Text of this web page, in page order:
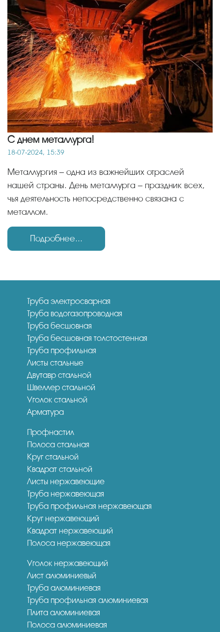
С днем металлурга!
18-07-2024, 15:39
Металлургия – одна из важнейших отраслей
нашей страны. День металлурга – праздник всех,
чья деятельность непосредственно связана с
металлом.
Подробнее...
Труба электросварная
Труба водогазопроводная
Труба бесшовная
Труба бесшовная толстостенная
Труба профильная
Листы стальные
Двутавр стальной
Швеллер стальной
Уголок стальной
Арматура
Профнастил
Полоса стальная
Круг стальной
Квадрат стальной
Листы нержавеющие
Труба нержавеющая
Труба профильная нержавеющая
Круг нержавеющий
Квадрат нержавеющий
Полоса нержавеющая
Уголок нержавеющий
Лист алюминиевый
Труба алюминиевая
Труба профильная алюминиевая
Плита алюминиевая
Полоса алюминиевая